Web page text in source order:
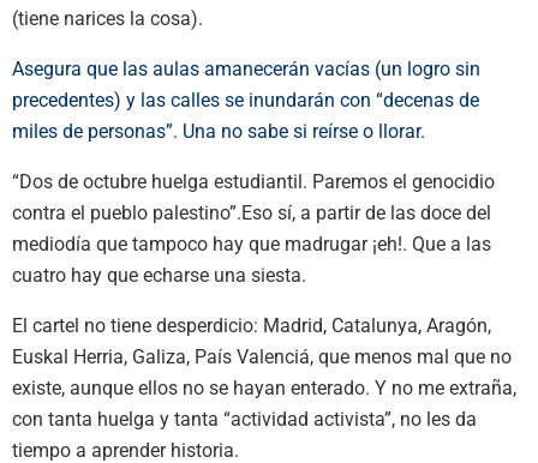
(tiene narices la cosa).
Asegura que las aulas amanecerán vacías (un logro sin
precedentes) y las calles se inundarán con “decenas de
miles de personas”. Una no sabe si reírse o llorar.
“Dos de octubre huelga estudiantil. Paremos el genocidio
contra el pueblo palestino”.Eso sí, a partir de las doce del
mediodía que tampoco hay que madrugar ¡eh!. Que a las
cuatro hay que echarse una siesta.
El cartel no tiene desperdicio: Madrid, Catalunya, Aragón,
Euskal Herria, Galiza, País Valenciá, que menos mal que no
existe, aunque ellos no se hayan enterado. Y no me extraña,
con tanta huelga y tanta “actividad activista”, no les da
tiempo a aprender historia.